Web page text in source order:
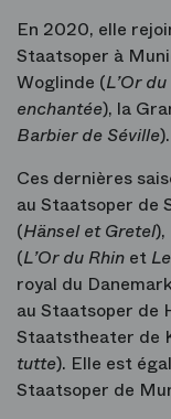
En 2020, elle
Staatsoper à
Woglinde (L’Or
enchantée), la
Barbier de Séville).
Ces dernières
au Staatsoper de
(Hänsel et Gretel),
(L’Or du Rhin et
royal du
au Staatsoper de
Staatstheater de
tutte). Elle est
Staatsoper de